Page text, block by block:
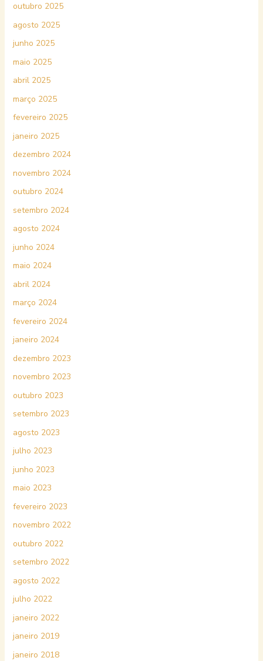
outubro 2025
agosto 2025
junho 2025
maio 2025
abril 2025
março 2025
fevereiro 2025
janeiro 2025
dezembro 2024
novembro 2024
outubro 2024
setembro 2024
agosto 2024
junho 2024
maio 2024
abril 2024
março 2024
fevereiro 2024
janeiro 2024
dezembro 2023
novembro 2023
outubro 2023
setembro 2023
agosto 2023
julho 2023
junho 2023
maio 2023
fevereiro 2023
novembro 2022
outubro 2022
setembro 2022
agosto 2022
julho 2022
janeiro 2022
janeiro 2019
janeiro 2018